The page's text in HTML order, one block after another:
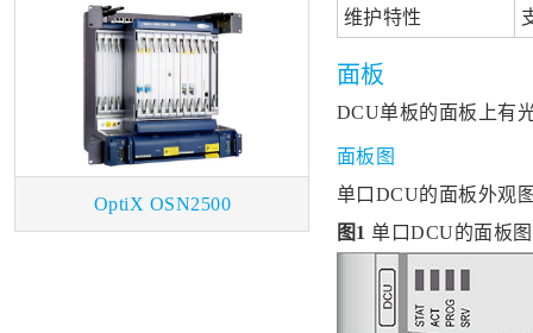
OptiX OSN2500
维护特性
面板
DCU单板的面板上有
面板图
单口DCU的面板外观
图1单口DCU的面板图